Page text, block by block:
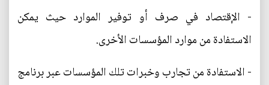
- الإقتصاد في صرف أو توفير الموارد حيث يمكن
الاستفادة من موارد المؤسسات الأخرى.
- الاستفادة من تجارب وخبرات تلك المؤسسات عبر برنامج